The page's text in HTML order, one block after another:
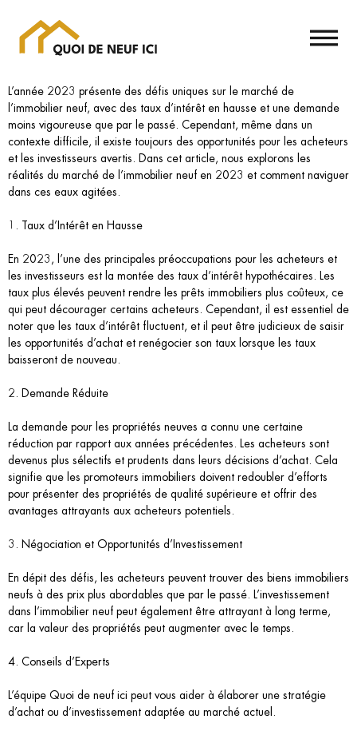
L’année 2023 présente des défis uniques sur le marché de
l’immobilier neuf, avec des taux d’intérêt en hausse et une demande
moins vigoureuse que par le passé. Cependant, même dans un
contexte difficile, il existe toujours des opportunités pour les acheteurs
et les investisseurs avertis. Dans cet article, nous explorons les
réalités du marché de l’immobilier neuf en 2023 et comment naviguer
dans ces eaux agitées.
1. Taux d’Intérêt en Hausse
En 2023, l’une des principales préoccupations pour les acheteurs et
les investisseurs est la montée des taux d’intérêt hypothécaires. Les
taux plus élevés peuvent rendre les prêts immobiliers plus coûteux, ce
qui peut décourager certains acheteurs. Cependant, il est essentiel de
noter que les taux d’intérêt fluctuent, et il peut être judicieux de saisir
les opportunités d’achat et renégocier son taux lorsque les taux
baisseront de nouveau.
2. Demande Réduite
La demande pour les propriétés neuves a connu une certaine
réduction par rapport aux années précédentes. Les acheteurs sont
devenus plus sélectifs et prudents dans leurs décisions d’achat. Cela
signifie que les promoteurs immobiliers doivent redoubler d’efforts
pour présenter des propriétés de qualité supérieure et offrir des
avantages attrayants aux acheteurs potentiels.
3. Négociation et Opportunités d’Investissement
En dépit des défis, les acheteurs peuvent trouver des biens immobiliers
neufs à des prix plus abordables que par le passé. L’investissement
dans l’immobilier neuf peut également être attrayant à long terme,
car la valeur des propriétés peut augmenter avec le temps.
4. Conseils d’Experts
L’équipe Quoi de neuf ici peut vous aider à élaborer une stratégie
d’achat ou d’investissement adaptée au marché actuel.